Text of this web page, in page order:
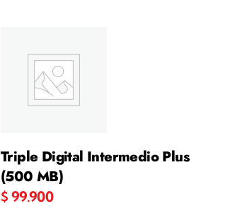
Triple Digital Intermedio Plus
(500 MB)
$ 99.900